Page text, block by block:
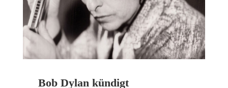
Bob Dylan kündigt